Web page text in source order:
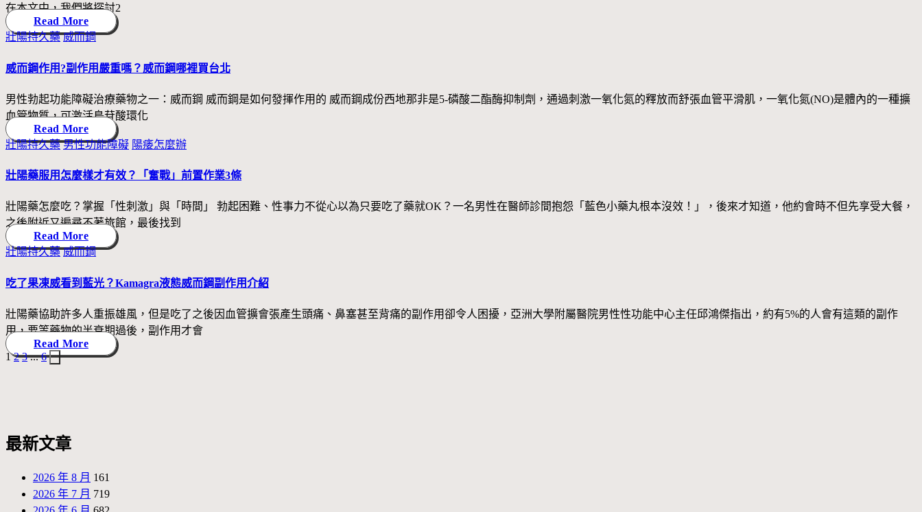
在本文中，我們將探討2
Read More
Posted
in
壯陽持久藥 威而鋼
威而鋼作用?副作用嚴重嗎？威而鋼哪裡買台北
男性勃起功能障礙治療藥物之一：威而鋼 威而鋼是如何發揮作用的 威而鋼成份西地那非是5-磷酸二酯酶抑制劑，通過刺激一氧化氮的釋放而舒張血管平滑肌，一氧化氮(NO)是體內的一種擴
血管物質，可激活鳥苷酸環化
Read More
Posted
in
壯陽持久藥 男性功能障礙 陽痿怎麼辦
壯陽藥服用怎麼樣才有效？「奮戰」前置作業3條
壯陽藥怎麼吃？掌握「性刺激」與「時間」 勃起困難、性事力不從心以為只要吃了藥就OK？一名男性在醫師診間抱怨「藍色小藥丸根本沒效！」，後來才知道，他約會時不但先享受大餐，
之後附近又遍尋不著旅館，最後找到
Read More
Posted
in
壯陽持久藥 威而鋼
吃了果凍威看到藍光？Kamagra液態威而鋼副作用介紹
壯陽藥協助許多人重振雄風，但是吃了之後因血管擴會張產生頭痛、鼻塞甚至背痛的副作用卻令人困擾，亞洲大學附屬醫院男性性功能中心主任邱鴻傑指出，約有5%的人會有這類的副作
用，要等藥物的半衰期過後，副作用才會
Read More
文
頁
1 2 3 ... 6Next
page
最新文章
2026 年 8 月 161
2026 年 7 月 719